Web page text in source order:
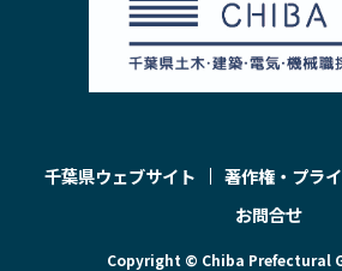
千葉県ウェブサイト
著作権・プラ
お問合せ
Copyright © Chiba Prefectural